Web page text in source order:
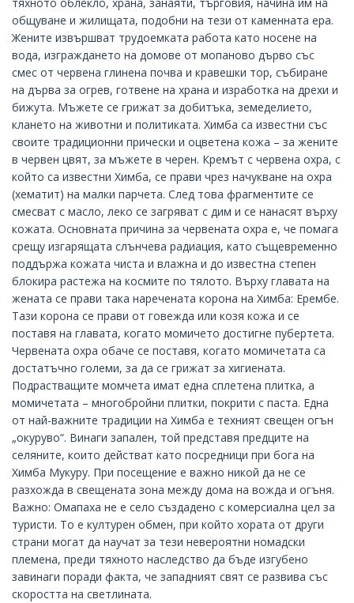
тяхното облекло, храна, занаяти, търговия, начина им на
общуване и жилищата, подобни на тези от каменната ера.
Жените извършват трудоемката работа като носене на
вода, изграждането на домове от мопаново дърво със
смес от червена глинена почва и кравешки тор, събиране
на дърва за огрев, готвене на храна и изработка на дрехи и
бижута. Мъжете се грижат за добитъка, земеделието,
клането на животни и политиката. Химба са известни със
своите традиционни прически и оцветена кожа – за жените
в червен цвят, за мъжете в черен. Кремът с червена охра, с
който са известни Химба, се прави чрез начукване на охра
(хематит) на малки парчета. След това фрагментите се
смесват с масло, леко се загряват с дим и се нанасят върху
кожата. Основната причина за червената охра е, че помага
срещу изгарящата слънчева радиация, като същевременно
поддържа кожата чиста и влажна и до известна степен
блокира растежа на космите по тялото. Върху главата на
жената се прави така наречената корона на Химба: Ерембе.
Тази корона се прави от говежда или козя кожа и се
поставя на главата, когато момичето достигне пубертета.
Червената охра обаче се поставя, когато момичетата са
достатъчно големи, за да се грижат за хигиената.
Подрастващите момчета имат една сплетена плитка, а
момичетата – многобройни плитки, покрити с паста. Една
от най-важните традиции на Химба е техният свещен огън
„окуруво“. Винаги запален, той представя предците на
селяните, които действат като посредници при бога на
Химба Мукуру. При посещение е важно никой да не се
разхожда в свещената зона между дома на вожда и огъня.
Важно: Омапаха не е село създадено с комерсиална цел за
туристи. То е културен обмен, при който хората от други
страни могат да научат за тези невероятни номадски
племена, преди тяхното наследство да бъде изгубено
завинаги поради факта, че западният свят се развива със
скоростта на светлината.